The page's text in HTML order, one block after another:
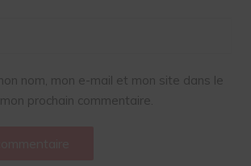
nom, mon e-mail et mon site dans le
prochain commentaire.